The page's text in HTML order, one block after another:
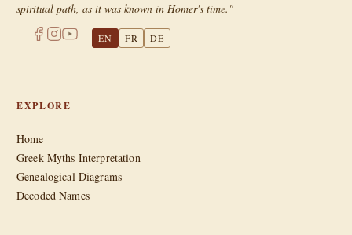
spiritual path, as it was known in Homer's time."
EN FR DE
EXPLORE
Home
Greek Myths Interpretation
Genealogical Diagrams
Decoded Names